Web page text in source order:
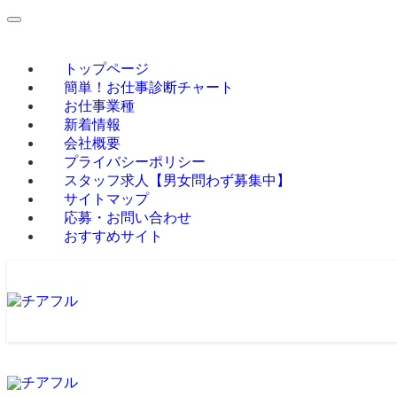
トップページ
簡単！お仕事診断チャート
お仕事業種
新着情報
会社概要
プライバシーポリシー
スタッフ求人【男女問わず募集中】
サイトマップ
応募・お問い合わせ
おすすめサイト